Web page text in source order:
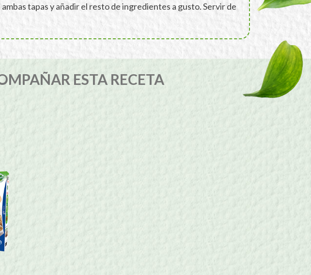
tapas y añadir el resto de ingredientes a gusto. Servir de
ESTA RECETA